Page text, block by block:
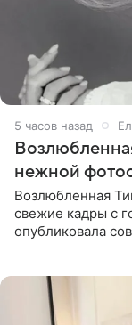
5 часов назад
нежной
Возлюбленная
свежие кадры с
опубликовала